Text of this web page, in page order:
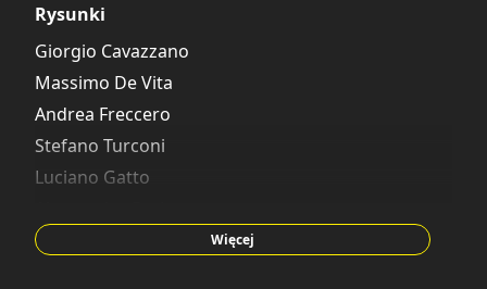
Fausto Vitaliano
Maria Muzzolini
Bob Karp
Rysunki
Giorgio Cavazzano
Massimo De Vita
Andrea Freccero
Stefano Turconi
Luciano Gatto
Giuseppe Dalla Santa
Więcej